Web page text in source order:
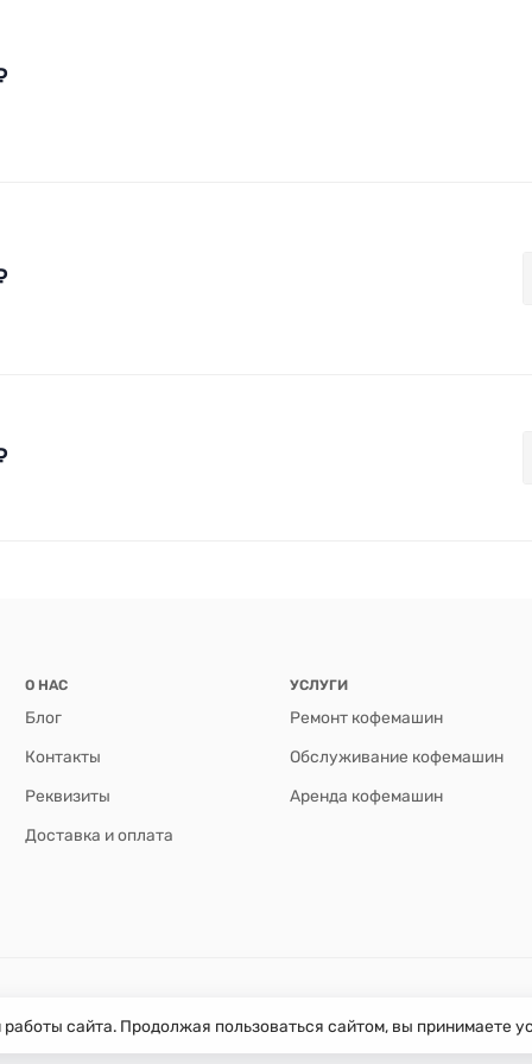
О НАС
Блог
Контакты
Реквизиты
Доставка и оплата
УСЛУГИ
Ремонт кофемашин
Обслуживание кофемашин
Аренда кофемашин
сайта. Продолжая пользоваться сайтом, вы принимаете